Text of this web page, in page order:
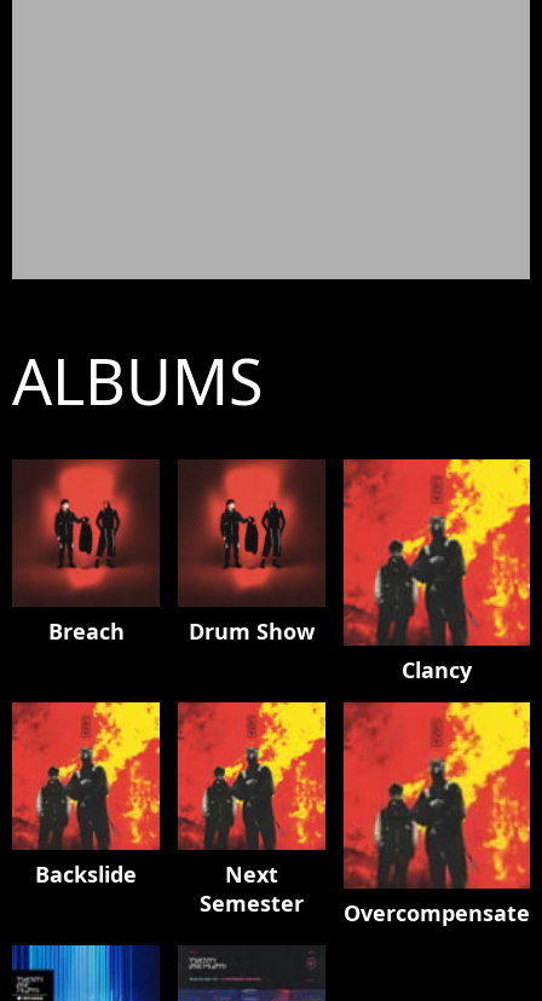
ALBUMS
Breach
Drum Show
Clancy
Backslide
Next
Semester
Overcompensate